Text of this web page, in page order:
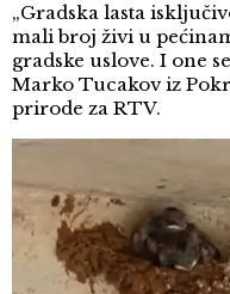
„Gradska lasta
mali broj živi u
gradske uslove. I one
Marko Tucakov iz
prirode za RTV.